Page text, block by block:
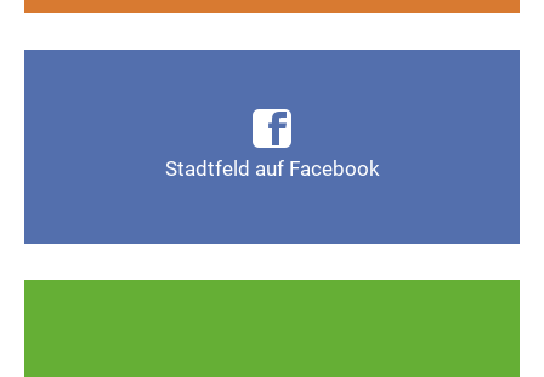
Stadtfeld auf Facebook
Seite Magdeburg-Stadtfeld